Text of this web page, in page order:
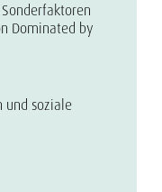
Dominated by
und soziale